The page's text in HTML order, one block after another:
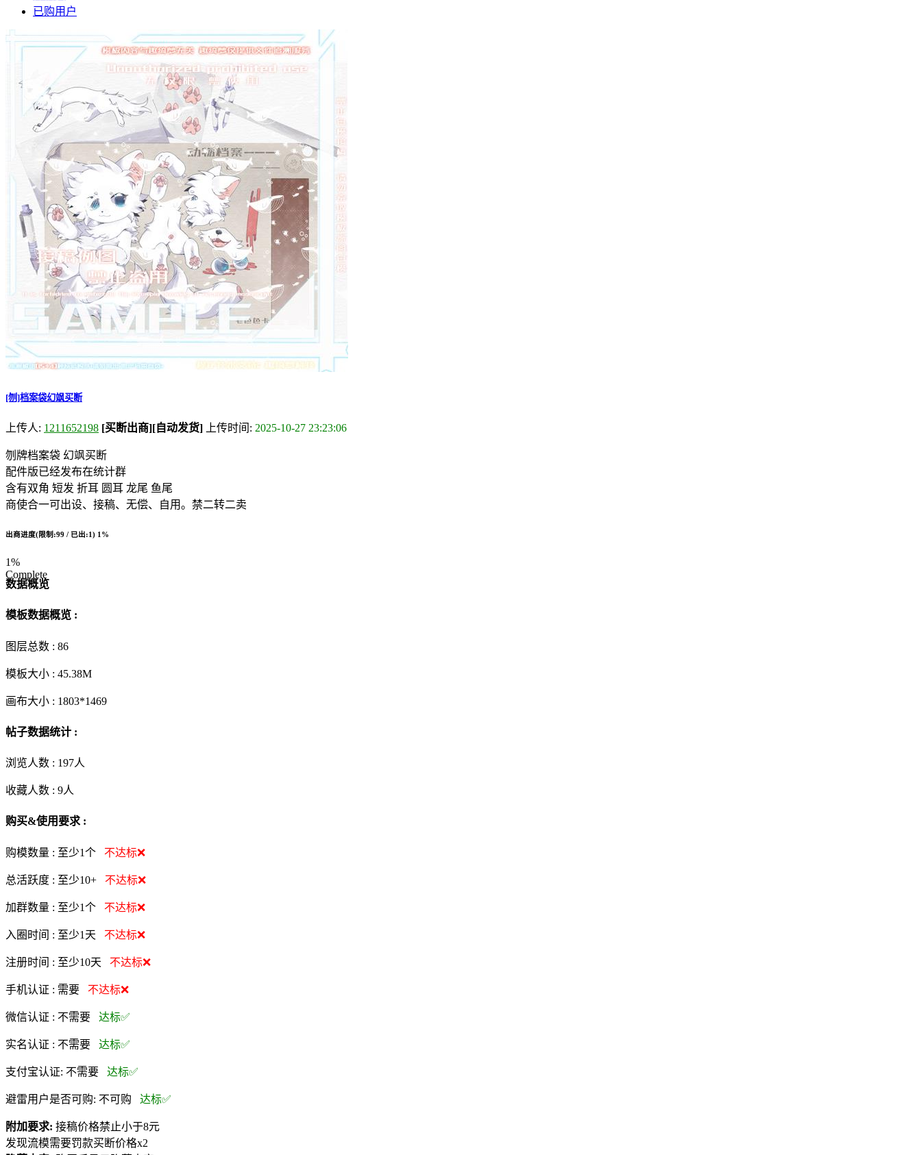
已购用户
[刎]档案袋幻飒买断
上传人: 1211652198 [买断出商][自动发货] 上传时间: 2025-10-27 23:23:06
刎牌档案袋 幻飒买断
配件版已经发布在统计群
含有双角 短发 折耳 圆耳 龙尾 鱼尾
商使合一可出设、接稿、无偿、自用。禁二转二卖
出商进度(限制:99 / 已出:1) 1%
1%
Complete
数据概览
模板数据概览 :
图层总数 : 86
模板大小 : 45.38M
画布大小 : 1803*1469
帖子数据统计 :
浏览人数 : 197人
收藏人数 : 9人
购买&使用要求 :
购模数量 : 至少1个 不达标❌
总活跃度 : 至少10+ 不达标❌
加群数量 : 至少1个 不达标❌
入圈时间 : 至少1天 不达标❌
注册时间 : 至少10天 不达标❌
手机认证 : 需要 不达标❌
微信认证 : 不需要 达标✅
实名认证 : 不需要 达标✅
支付宝认证: 不需要 达标✅
避雷用户是否可购: 不可购 达标✅
附加要求: 接稿价格禁止小于8元
发现流模需要罚款买断价格x2